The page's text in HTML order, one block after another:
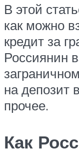
В этой
как можно
кредит за
Россиянин
на депозит
прочее.
Как